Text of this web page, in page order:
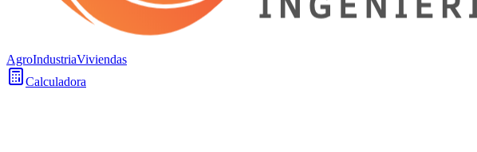
AgroIndustriaViviendas
Calculadora